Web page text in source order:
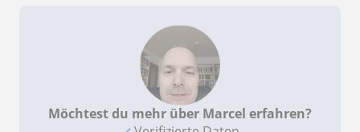
Möchtest du mehr über Marcel erfahren?